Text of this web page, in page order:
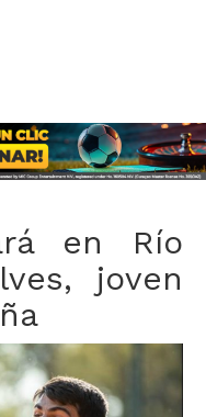
en Río
joven